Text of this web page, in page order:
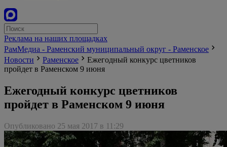
Реклама на наших площадках
РамМедиа - Раменский муниципальный округ - Раменское
Новости
Раменское
Ежегодный конкурс цветников
пройдет в Раменском 9 июня
Ежегодный конкурс цветников
пройдет в Раменском 9 июня
Опубликовано 25 мая 2017 в 11:29